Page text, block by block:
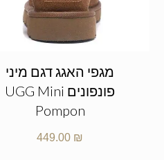
מגפי האגג דגם מיני
פונפונים UGG Mini
Pompon
449.00 ₪